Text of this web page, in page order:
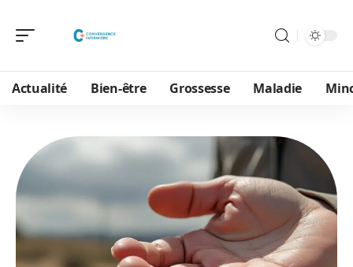
Actualité Bien-être Grossesse Maladie